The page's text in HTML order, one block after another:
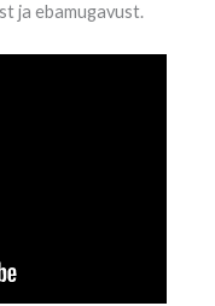
ja ebamugavust.